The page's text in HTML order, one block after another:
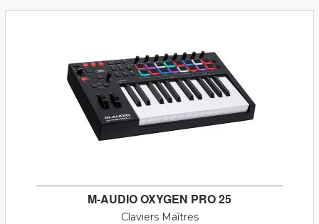
M-AUDIO OXYGEN PRO 25
Claviers Maîtres